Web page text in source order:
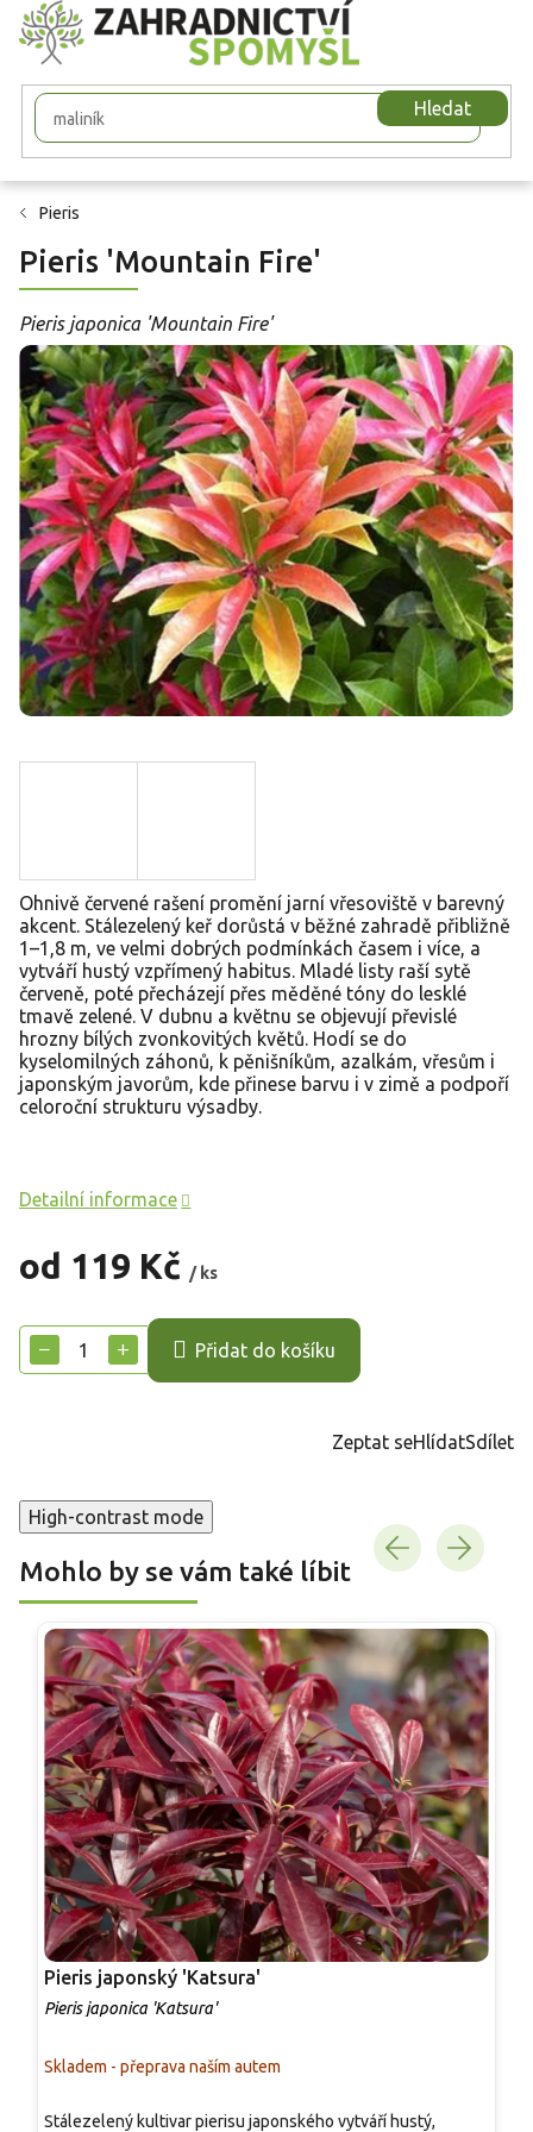
Přejít
na
obsah
Hledat
Pieris
Pieris 'Mountain Fire'
Pieris japonica 'Mountain Fire'
od 119 Kč / ks
cena:
+
− Přidat do košíku
Ohnivě červené rašení promění jarní vřesoviště v barevný
akcent. Stálezelený keř dorůstá v běžné zahradě přibližně
1–1,8 m, ve velmi dobrých podmínkách časem i více, a
vytváří hustý vzpřímený habitus. Mladé listy raší sytě
červeně, poté přecházejí přes měděné tóny do lesklé
tmavě zelené. V dubnu a květnu se objevují převislé
hrozny bílých zvonkovitých květů. Hodí se do
kyselomilných záhonů, k pěnišníkům, azalkám, vřesům i
japonským javorům, kde přinese barvu i v zimě a podpoří
celoroční strukturu výsadby.
Detailní informace
Zeptat seHlídatSdílet
High-contrast mode
Mohlo by se vám také líbit
Pieris japonský 'Katsura'
Pieris japonica 'Katsura'
Skladem - přeprava naším autem
Stálezelený kultivar pierisu japonského vytváří hustý,